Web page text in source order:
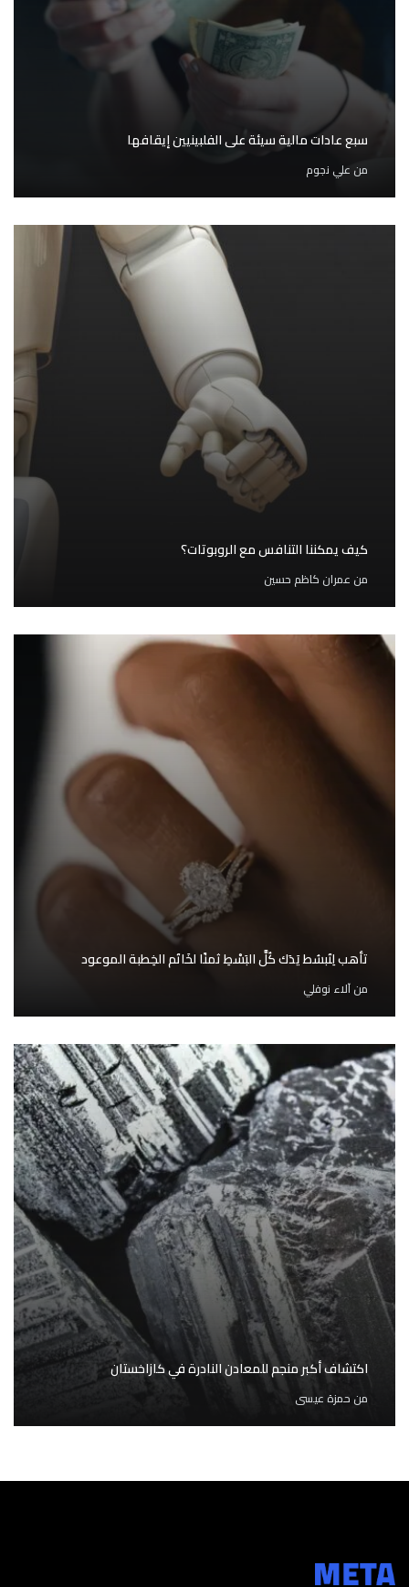
سبع عادات مالية سيئة على الفلبينيين إيقافها
منعلي نجوم
كيف يمكننا التنافس مع الروبوتات؟
من عمران كاظم حسين
تأهب لِتَبسُط يَدَك كُلَّ البَسْطِ ثمنًا لخَاتَم الخِطبة الموعود
منآلاء نوفلي
اكتشاف أكبر منجم للمعادن النادرة في كازاخستان
من حمزة عيسى